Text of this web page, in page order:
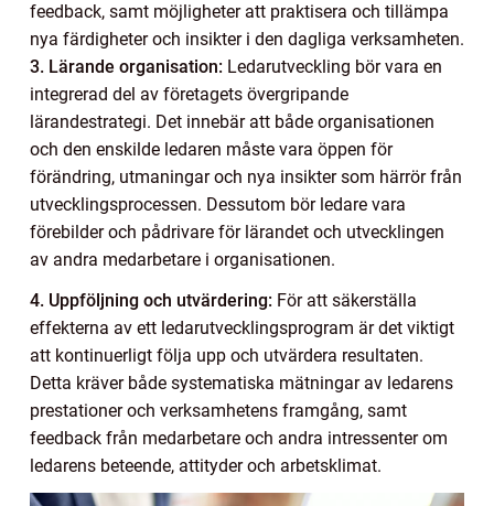
feedback, samt möjligheter att praktisera och tillämpa
nya färdigheter och insikter i den dagliga verksamheten.
3. Lärande organisation: Ledarutveckling bör vara en
integrerad del av företagets övergripande
lärandestrategi. Det innebär att både organisationen
och den enskilde ledaren måste vara öppen för
förändring, utmaningar och nya insikter som härrör från
utvecklingsprocessen. Dessutom bör ledare vara
förebilder och pådrivare för lärandet och utvecklingen
av andra medarbetare i organisationen.
4. Uppföljning och utvärdering: För att säkerställa
effekterna av ett ledarutvecklingsprogram är det viktigt
att kontinuerligt följa upp och utvärdera resultaten.
Detta kräver både systematiska mätningar av ledarens
prestationer och verksamhetens framgång, samt
feedback från medarbetare och andra intressenter om
ledarens beteende, attityder och arbetsklimat.